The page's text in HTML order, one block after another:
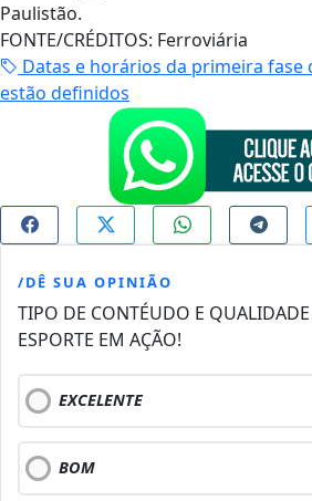
Paulistão.
FONTE/CRÉDITOS: Ferroviária
Datas e horários da primeira fase
estão definidos
/DÊ SUA OPINIÃO
TIPO DE CONTÉUDO E
ESPORTE EM AÇÃO!
EXCELENTE
BOM